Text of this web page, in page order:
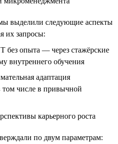
выделили следующие аспекты
их запросы:
без опыта — через стажёрские
внутреннего обучения
адаптация
числе в привычной
карьерного роста
по двум параметрам: